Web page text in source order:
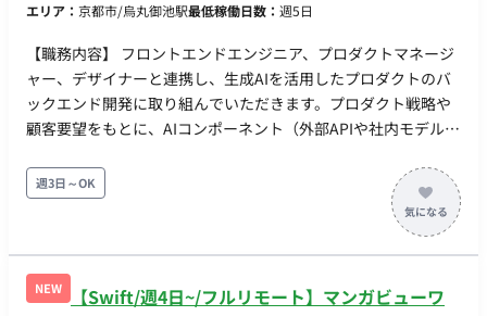
エリア： 京都市/烏丸御池駅最低稼働日数： 週5日
【職務内容】 フロントエンドエンジニア、プロダクトマネージ
ャー、デザイナーと連携し、生成AIを活用したプロダクトのバ
ックエンド開発に取り組んでいただきます。プロダクト戦略や
顧客要望をもとに、AIコンポーネント（外部APIや社内モデル）
件定義、API設計、データベース設計、およびバックエンド実装
を行います。 既にAIモデルの構築や検証を専任で行うエンジニ
アは在籍しているため、彼らと連携しながら「処理時間の長い
AIのレスポンスをどう非同期で処理するか」「エラー時のフォ
ールバックをどうするか」といった、AI特有のバックエンド課
題を解決していただきます。 デイリースタンドアップなどのミ
週3日～OK
NEW
【Swift/週4日~/フルリモート】マンガビューワ